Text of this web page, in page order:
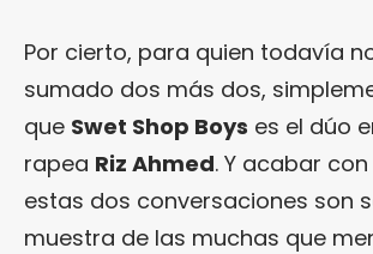
Por cierto, para quien todavía
sumado dos más dos,
que Swet Shop Boys es el dúo
rapea Riz Ahmed. Y acabar
estas dos conversaciones son
muestra de las muchas que